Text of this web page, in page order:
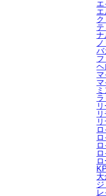
エ
エ
テ
ナ
バ
フ
ヘ
マ
マ
大